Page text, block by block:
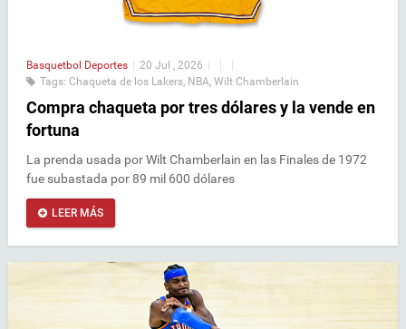
Basquetbol Deportes | 20 Jul , 2026 | |
|
Tags: Chaqueta de los Lakers NBA Wilt Chamberlain
Compra chaqueta por tres dólares y la vende en
fortuna
La prenda usada por Wilt Chamberlain en las Finales de 1972
fue subastada por 89 mil 600 dólares
LEER MÁS